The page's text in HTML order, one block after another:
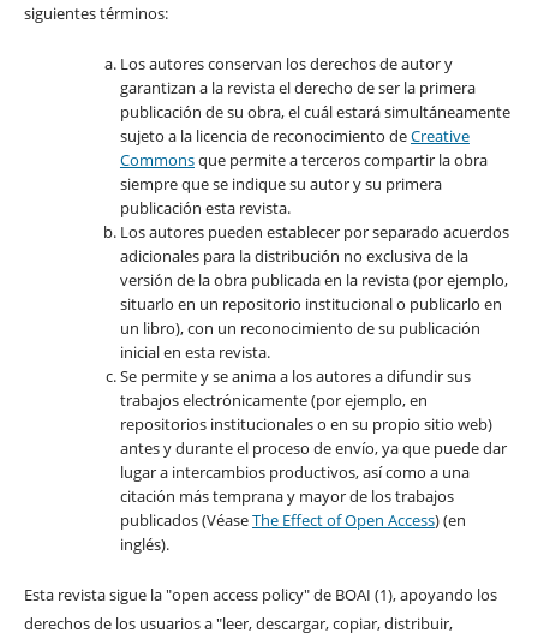
siguientes términos:
Los autores conservan los derechos de autor y
garantizan a la revista el derecho de ser la primera
publicación de su obra, el cuál estará simultáneamente
sujeto a la licencia de reconocimiento deCreative
Commonsque permite a terceros compartir la obra
siempre que se indique su autor y su primera
publicación esta revista.
Los autores pueden establecer por separado acuerdos
adicionales para la distribución no exclusiva de la
versión de la obra publicada en la revista (por ejemplo,
situarlo en un repositorio institucional o publicarlo en
un libro), con un reconocimiento de su publicación
inicial en esta revista.
Se permite y se anima a los autores a difundir sus
trabajos electrónicamente (por ejemplo, en
repositorios institucionales o en su propio sitio web)
antes y durante el proceso de envío, ya que puede dar
lugar a intercambios productivos, así como a una
citación más temprana y mayor de los trabajos
publicados (VéaseThe Effect of Open Access) (en
inglés).
Esta revista sigue la "open access policy" de BOAI (1), apoyando los
derechos de los usuarios a "leer, descargar, copiar, distribuir,